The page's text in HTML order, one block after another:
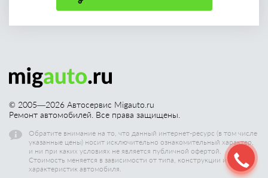
© 2005—2026 Автосервис Migauto.ru
Ремонт автомобилей. Все права защищены.
Обратите внимание на то, что данный интернет-ресурс (в том числе
указанные цены) носит исключительно ознакомительный характер,
и ни при каких условиях не является публичной офертой.
Стоимость меняется в зависимости от типа, конструкции и других
характеристик автомобиля.